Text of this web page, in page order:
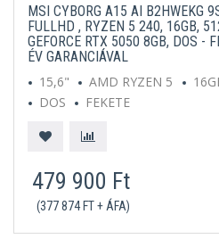
MSI CYBORG A15 AI B2HWEKG
FULLHD , RYZEN 5 240, 16GB,
GEFORCE RTX 5050 8GB, DOS -
ÉV GARANCIÁVAL
15,6"
AMD RYZEN 5
DOS
FEKETE
479 900 Ft
(377 874 FT + ÁFA)